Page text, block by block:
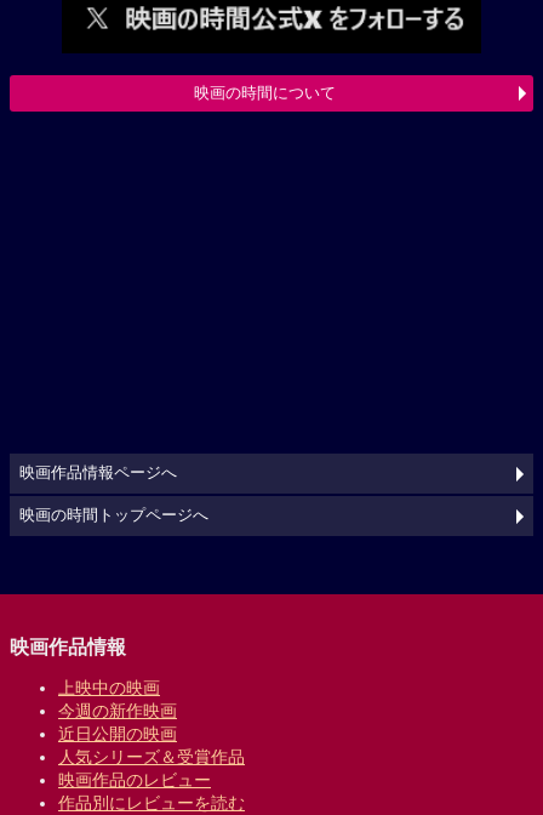
映画の時間について
映画作品情報ページへ
映画の時間トップページへ
映画作品情報
上映中の映画
今週の新作映画
近日公開の映画
人気シリーズ＆受賞作品
映画作品のレビュー
作品別にレビューを読む